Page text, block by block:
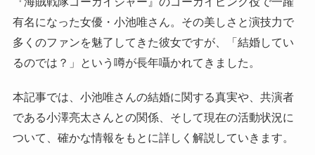
有名になった女優・小池唯さん。その美しさと演技力で
多くのファンを魅了してきた彼女ですが、「結婚してい
るのでは？」という噂が長年囁かれてきました。
本記事では、小池唯さんの結婚に関する真実や、共演者
である小澤亮太さんとの関係、そして現在の活動状況に
ついて、確かな情報をもとに詳しく解説していきます。